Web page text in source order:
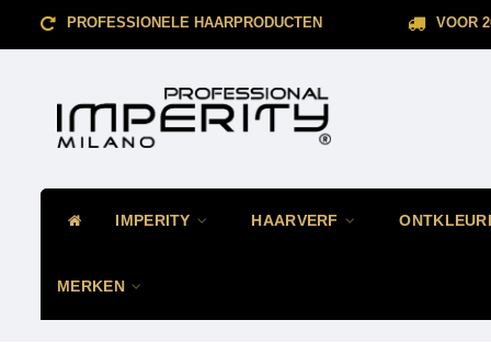
PROFESSIONELE HAARPRODUCTEN VOOR
IMPERITY HAARVERF
MERKEN